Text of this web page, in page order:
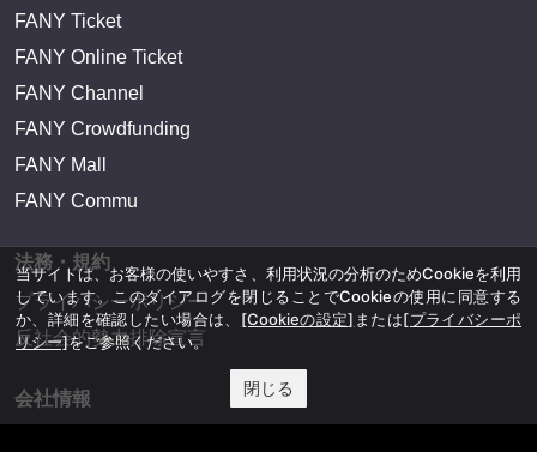
FANY Ticket
FANY Online Ticket
FANY Channel
FANY Crowdfunding
FANY Mall
FANY Commu
法務・規約
プライバシーポリシー
反社会的勢力排除宣言
会社情報
当サイトは、お客様の使いやすさ、利用状況の分析のためCookieを利用
しています。このダイアログを閉じることでCookieの使用に同意する
か、詳細を確認したい場合は、 [Cookieの設定] または[プライバシーポ
リシー]をご参照ください。
閉じる